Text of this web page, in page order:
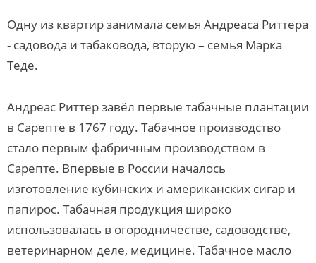
Одну из квартир занимала семья Андреаса Риттера
- садовода и табаковода, вторую – семья Марка
Теде.
Андреас Риттер завёл первые табачные плантации
в Сарепте в 1767 году. Табачное производство
стало первым фабричным производством в
Сарепте. Впервые в России началось
изготовление кубинских и американских сигар и
папирос. Табачная продукция широко
использовалась в огородничестве, садоводстве,
ветеринарном деле, медицине. Табачное масло